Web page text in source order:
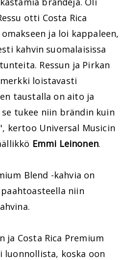
otti Costa Rica
ja loi kappaleen,
kahvin suomalaisissa
Ressun ja Pirkan
loistavasti
taustalla on aito ja
tukee niin brändin kuin
Universal Musicin
Emmi Leinonen.
Blend -kahvia on
niin
ja Costa Rica Premium
luonnollista, koska oon